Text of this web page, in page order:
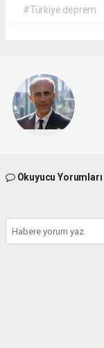
#Türkiye deprem
Okuyucu Yorumları